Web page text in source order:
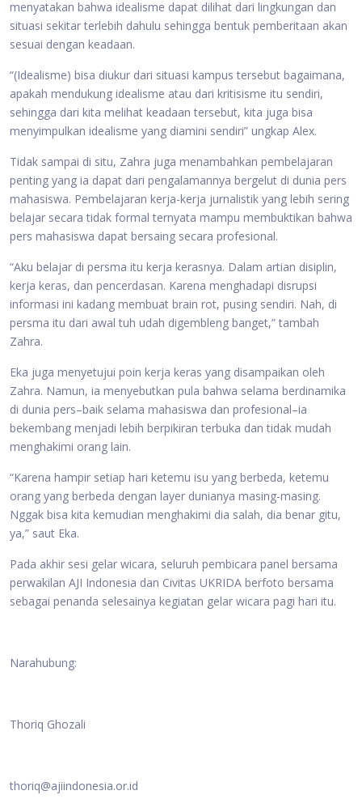
menyatakan bahwa idealisme dapat dilihat dari lingkungan dan
situasi sekitar terlebih dahulu sehingga bentuk pemberitaan akan
sesuai dengan keadaan.
“(Idealisme) bisa diukur dari situasi kampus tersebut bagaimana,
apakah mendukung idealisme atau dari kritisisme itu sendiri,
sehingga dari kita melihat keadaan tersebut, kita juga bisa
menyimpulkan idealisme yang diamini sendiri” ungkap Alex.
Tidak sampai di situ, Zahra juga menambahkan pembelajaran
penting yang ia dapat dari pengalamannya bergelut di dunia pers
mahasiswa. Pembelajaran kerja-kerja jurnalistik yang lebih sering
belajar secara tidak formal ternyata mampu membuktikan bahwa
pers mahasiswa dapat bersaing secara profesional.
“Aku belajar di persma itu kerja kerasnya. Dalam artian disiplin,
kerja keras, dan pencerdasan. Karena menghadapi disrupsi
informasi ini kadang membuat brain rot, pusing sendiri. Nah, di
persma itu dari awal tuh udah digembleng banget,” tambah
Zahra.
Eka juga menyetujui poin kerja keras yang disampaikan oleh
Zahra. Namun, ia menyebutkan pula bahwa selama berdinamika
di dunia pers–baik selama mahasiswa dan profesional–ia
bekembang menjadi lebih berpikiran terbuka dan tidak mudah
menghakimi orang lain.
“Karena hampir setiap hari ketemu isu yang berbeda, ketemu
orang yang berbeda dengan layer dunianya masing-masing.
Nggak bisa kita kemudian menghakimi dia salah, dia benar gitu,
ya,” saut Eka.
Pada akhir sesi gelar wicara, seluruh pembicara panel bersama
perwakilan AJI Indonesia dan Civitas UKRIDA berfoto bersama
sebagai penanda selesainya kegiatan gelar wicara pagi hari itu.
Narahubung:
Thoriq Ghozali
thoriq@ajiindonesia.or.id